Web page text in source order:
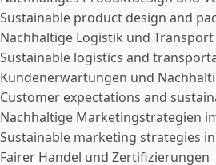
Sustainable product design and
Nachhaltige Logistik und Transport
Sustainable logistics and
Kundenerwartungen und
Customer expectations and
Nachhaltige Marketingstrategien
Sustainable marketing strategies
Fairer Handel und Zertifizierungen